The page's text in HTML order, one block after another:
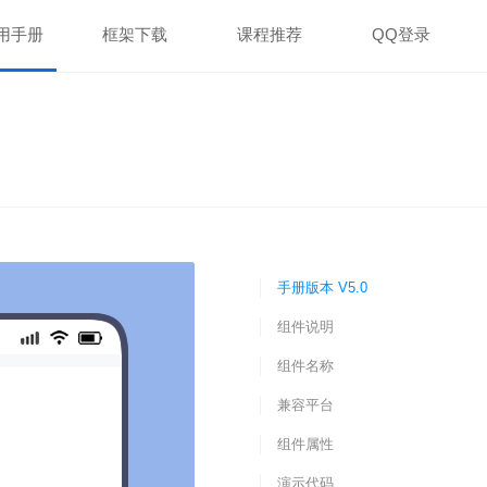
手册 框架下载 课程推荐 QQ登录
手册版本 V5.0
组件说明
组件名称
兼容平台
组件属性
演示代码